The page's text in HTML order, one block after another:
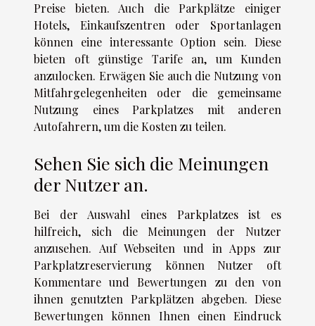
Preise bieten. Auch die Parkplätze einiger
Hotels, Einkaufszentren oder Sportanlagen
können eine interessante Option sein. Diese
bieten oft günstige Tarife an, um Kunden
anzulocken. Erwägen Sie auch die Nutzung von
Mitfahrgelegenheiten oder die gemeinsame
Nutzung eines Parkplatzes mit anderen
Autofahrern, um die Kosten zu teilen.
Sehen Sie sich die Meinungen
der Nutzer an.
Bei der Auswahl eines Parkplatzes ist es
hilfreich, sich die Meinungen der Nutzer
anzusehen. Auf Webseiten und in Apps zur
Parkplatzreservierung können Nutzer oft
Kommentare und Bewertungen zu den von
ihnen genutzten Parkplätzen abgeben. Diese
Bewertungen können Ihnen einen Eindruck